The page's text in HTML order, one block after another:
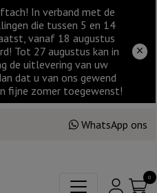
In verband met de
die tussen 5 en 14
vanaf 18 augustus
Tot 27 augustus kan in
de uitlevering van uw
dat u van ons gewend
fijne zomer toegewenst!
WhatsApp ons
0